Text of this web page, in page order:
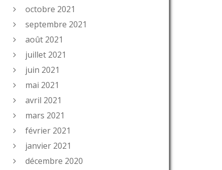
octobre 2021
septembre 2021
août 2021
juillet 2021
juin 2021
mai 2021
avril 2021
mars 2021
février 2021
janvier 2021
décembre 2020